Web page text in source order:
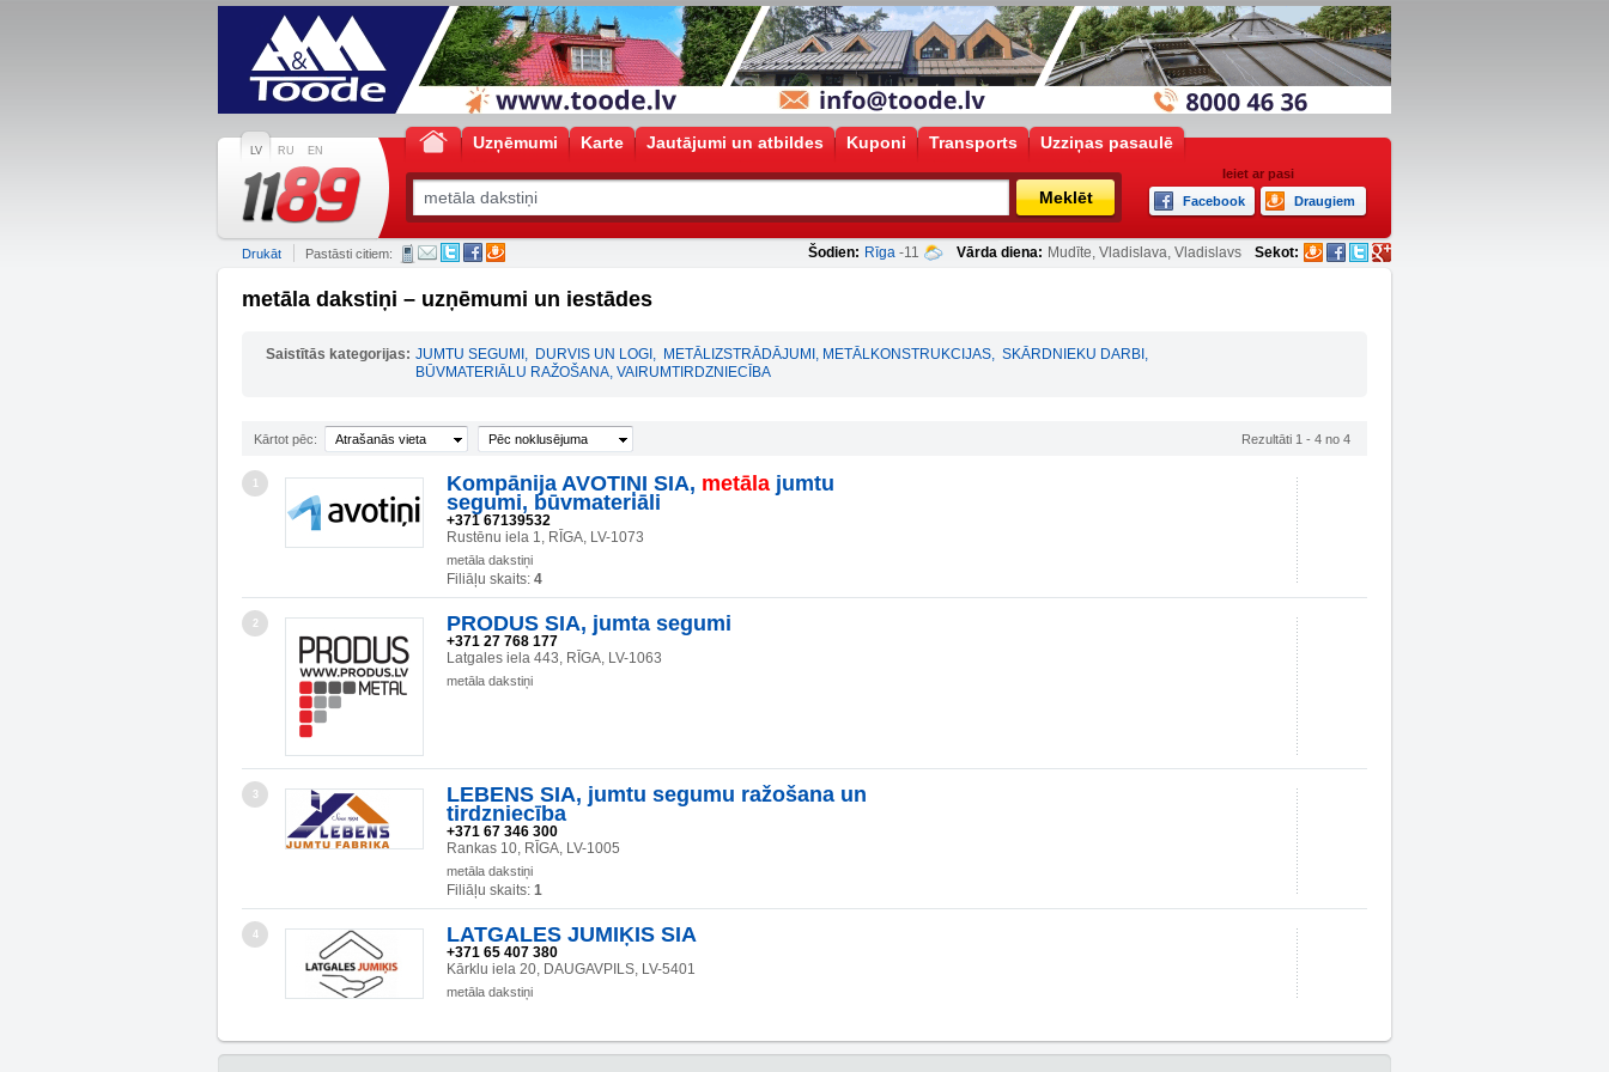
LV RU EN Uzņēmumi Karte Jautājumi un atbildes Kuponi Transports Uzziņas pasaulē
Meklēt
Ieiet ar pasi
Facebook
Draugiem
Šodien: Rīga -11 Vārda diena: Mudīte, Vladislava, Vladislavs Sekot:
Drukāt Pastāsti citiem:
metāla dakstiņi – uzņēmumi un iestādes
Saistītās kategorijas: JUMTU SEGUMI , DURVIS UN LOGI , METĀLIZSTRĀDĀJUMI, METĀLKONSTRUKCIJAS, SKĀRDNIEKU DARBI ,
BŪVMATERIĀLU RAŽOŠANA, VAIRUMTIRDZNIECĪBA
Kārtot pēc: Atrašanās vieta Pēc noklusējuma Rezultāti 1 - 4 no 4
1 Kompānija AVOTIŅI SIA, metāla jumtu
segumi, būvmateriāli
+371 67139532
Rustēnu iela 1, RĪGA, LV-1073
metāla dakstiņi
Filiāļu skaits: 4
2 PRODUS SIA, jumta segumi
+371 27 768 177
Latgales iela 443, RĪGA, LV-1063
metāla dakstiņi
3
LEBENS SIA, jumtu segumu ražošana un
tirdzniecība
+371 67 346 300
Rankas 10, RĪGA, LV-1005
metāla dakstiņi
Filiāļu skaits: 1
4 LATGALES JUMIĶIS SIA
+371 65 407 380
Kārklu iela 20, DAUGAVPILS, LV-5401
metāla dakstiņi